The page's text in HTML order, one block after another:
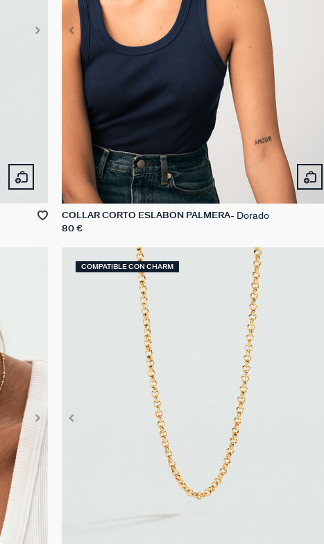
COLLAR CORTO ESLABÓN PALMERA Dorado
80 €
COMPATIBLE CON CHARM